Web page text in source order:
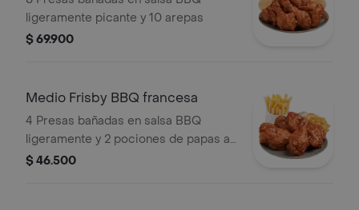
ligeramente picante y 10 arepas
$ 69.900
Medio Frisby BBQ francesa
4 Presas bañadas en salsa BBQ
ligeramente y 2 pociones de papas a
la francesa mediana (60 g und)
$ 46.500